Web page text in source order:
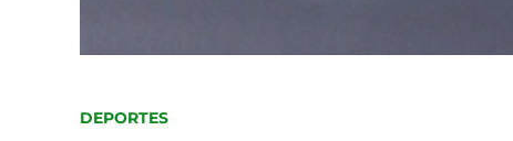
POSTED
DEPORTES